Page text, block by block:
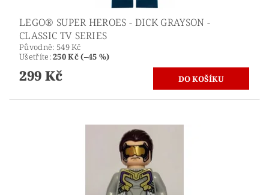
LEGO® SUPER HEROES - DICK GRAYSON -
CLASSIC TV SERIES
Původně: 549 Kč
Ušetříte:250 Kč (–45 %)
299 Kč